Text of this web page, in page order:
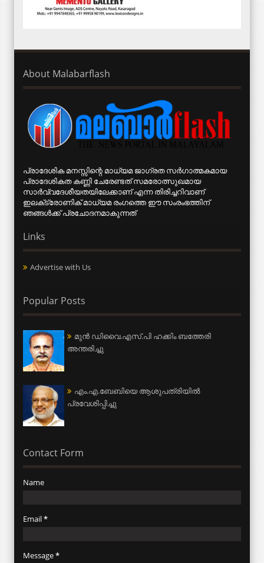
About Malabarflash
പ്രാദേശിക മനസ്സിന്റെ മാധ്യമ ജാഗ്രത സര്‍ഗാത്മകമായ
പ്രാദേശികത കണ്ണി ചേരേണ്ടത് സമരോത്സുഖമായ
സാര്‍വ്വദേശീയതയിലേക്കാണ് എന്ന തിരിച്ചറിവാണ്
ഇലക്‌ട്രോണിക് മാധ്യമ രംഗത്തെ ഈ സംരംഭത്തിന്
ഞങ്ങള്‍ക്ക് പ്രചോദനമാകുന്നത്
Links
Advertise with Us
Popular Posts
മുന്‍ ഡിവൈ.എസ്.പി ഹക്കിം ബത്തേരി
അന്തരിച്ചു
എം.എ.ബേബിയെ ആശുപത്രിയില്‍
പ്രവേശിപ്പിച്ചു
Contact Form
Name
Email*
Message*